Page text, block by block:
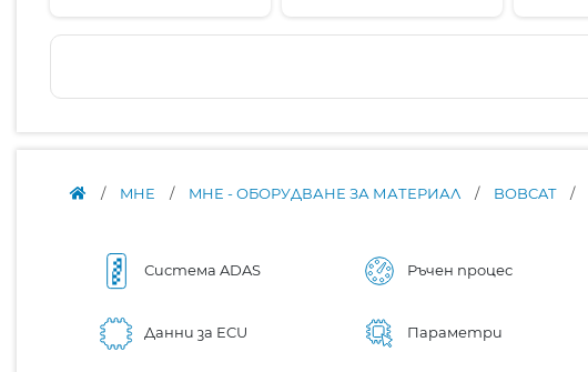
/ MHE / MHE - ОБОРУДВАНЕ ЗА МАТЕРИАЛ / BOBCAT /
Система ADAS Ръчен процес
Данни за ECU Параметри